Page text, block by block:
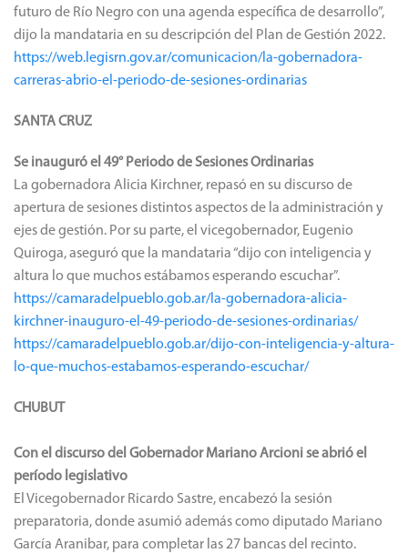
futuro de Río Negro con una agenda específica de desarrollo”,
dijo la mandataria en su descripción del Plan de Gestión 2022.
https://web.legisrn.gov.ar/comunicacion/la-gobernadora-
carreras-abrio-el-periodo-de-sesiones-ordinarias
SANTA CRUZ
Se inauguró el 49° Periodo de Sesiones Ordinarias
La gobernadora Alicia Kirchner, repasó en su discurso de
apertura de sesiones distintos aspectos de la administración y
ejes de gestión. Por su parte, el vicegobernador, Eugenio
Quiroga, aseguró que la mandataria “dijo con inteligencia y
altura lo que muchos estábamos esperando escuchar”.
https://camaradelpueblo.gob.ar/la-gobernadora-alicia-
kirchner-inauguro-el-49-periodo-de-sesiones-ordinarias/
https://camaradelpueblo.gob.ar/dijo-con-inteligencia-y-altura-
lo-que-muchos-estabamos-esperando-escuchar/
CHUBUT
Con el discurso del Gobernador Mariano Arcioni se abrió el
período legislativo
El Vicegobernador Ricardo Sastre, encabezó la sesión
preparatoria, donde asumió además como diputado Mariano
García Aranibar, para completar las 27 bancas del recinto.